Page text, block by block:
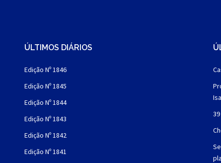
ÚLTIMOS DIÁRIOS
Edição Nº 1846
Edição Nº 1845
Edição Nº 1844
Edição Nº 1843
Edição Nº 1842
Edição Nº 1841